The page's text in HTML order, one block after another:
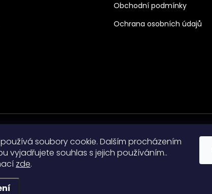
soubory cookie. Dalším procházením
vyjadřujete souhlas s jejich používáním..
zde.
Obchodní podmínky
Ochrana osobních údajů